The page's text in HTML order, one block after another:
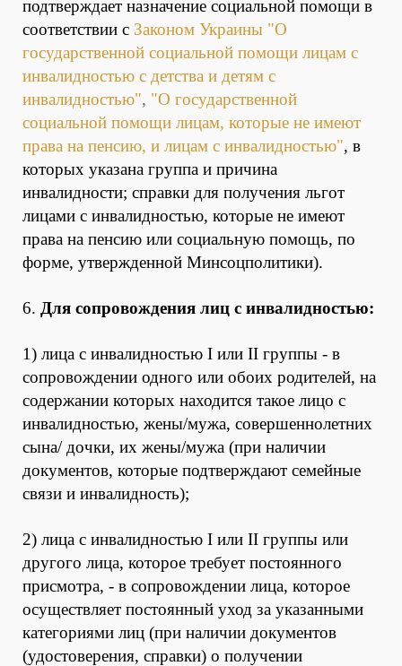
подтверждает назначение социальной помощи в
соответствии с Законом Украины "О
государственной социальной помощи лицам с
инвалидностью с детства и детям с
инвалидностью", "О государственной
социальной помощи лицам, которые не имеют
права на пенсию, и лицам с инвалидностью", в
которых указана группа и причина
инвалидности; справки для получения льгот
лицами с инвалидностью, которые не имеют
права на пенсию или социальную помощь, по
форме, утвержденной Минсоцполитики).
6. Для сопровождения лиц с инвалидностью:
1) лица с инвалидностью I или II группы - в
сопровождении одного или обоих родителей, на
содержании которых находится такое лицо с
инвалидностью, жены/мужа, совершеннолетних
сына/ дочки, их жены/мужа (при наличии
документов, которые подтверждают семейные
связи и инвалидность);
2) лица с инвалидностью I или II группы или
другого лица, которое требует постоянного
присмотра, - в сопровождении лица, которое
осуществляет постоянный уход за указанными
категориями лиц (при наличии документов
(удостоверения, справки) о получении